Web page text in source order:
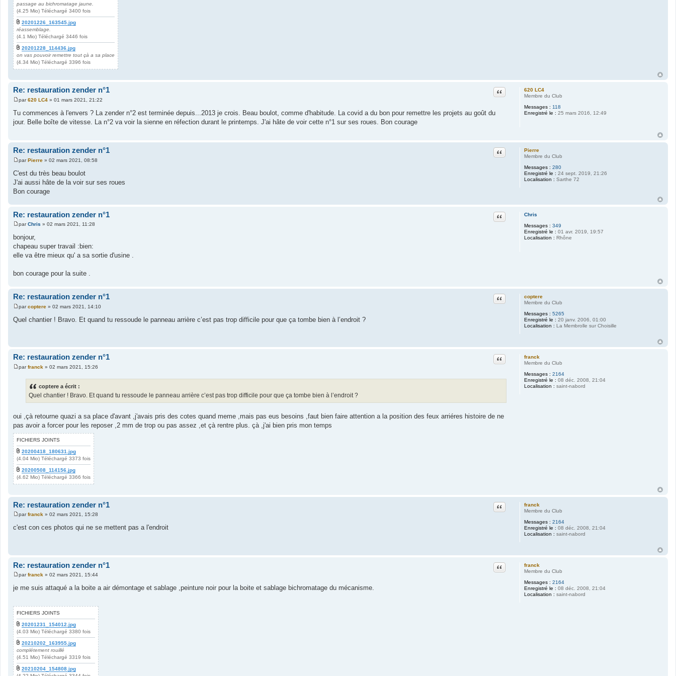
passage au bichromatage jaune.
(4.25 Mio) Téléchargé 3400 fois
20201226_163545.jpg
réassemblage.
(4.1 Mio) Téléchargé 3446 fois
20201228_114436.jpg
on vas pouvoir remettre tout çà a sa place
(4.34 Mio) Téléchargé 3396 fois
620 LC4
Membre du Club
Messages : 118
Enregistré le : 25 mars 2016, 12:49
Re: restauration zender n°1 Citation
M
s
s
par620 LC4 » 01 mars 2021, 21:22
Tu commences à l'envers ? La zender n°2 est terminée depuis...2013 je crois. Beau boulot, comme d'habitude. La covid a du bon pour remettre les projets au goût du
jour. Belle boîte de vitesse. La n°2 va voir la sienne en réfection durant le printemps. J'ai hâte de voir cette n°1 sur ses roues. Bon courage
Pierre
Membre du Club
Messages : 280
Enregistré le : 24 sept. 2019, 21:26
Localisation : Sarthe 72
Re: restauration zender n°1 Citation
M
s
s
g
parPierre » 02 mars 2021, 08:58
C'est du très beau boulot
J'ai aussi hâte de la voir sur ses roues
Bon courage
Chris
Messages : 349
Enregistré le : 01 avr. 2019, 19:57
Localisation : Rhône
Re: restauration zender n°1 Citation
M
s
s
a
g
parChris » 02 mars 2021, 11:28
bonjour,
chapeau super travail :bien:
elle va être mieux qu' a sa sortie d'usine .
bon courage pour la suite .
coptere
Membre du Club
Messages : 5265
Enregistré le : 20 janv. 2006, 01:00
Localisation : La Membrolle sur Choisille
Re: restauration zender n°1 Citation
M
s
e
parcoptere » 02 mars 2021, 14:10
Quel chantier ! Bravo. Et quand tu ressoude le panneau arrière c’est pas trop difficile pour que ça tombe bien à l’endroit ?
franck
Membre du Club
Messages : 2164
Enregistré le : 08 déc. 2008, 21:04
Localisation : saint-nabord
Re: restauration zender n°1 Citation
M
parfranck » 02 mars 2021, 15:26
coptere a écrit :
Quel chantier ! Bravo. Et quand tu ressoude le panneau arrière c’est pas trop difficile pour que ça tombe bien à l’endroit ?
oui ,çà retourne quazi a sa place d'avant ,j'avais pris des cotes quand meme ,mais pas eus besoins ,faut bien faire attention a la position des feux arriéres histoire de ne
pas avoir a forcer pour les reposer ,2 mm de trop ou pas assez ,et çà rentre plus. çà ,j'ai bien pris mon temps
FICHIERS JOINTS
20200418_180631.jpg
(4.04 Mio) Téléchargé 3373 fois
20200508_114156.jpg
(4.62 Mio) Téléchargé 3366 fois
franck
Membre du Club
Messages : 2164
Enregistré le : 08 déc. 2008, 21:04
Localisation : saint-nabord
Re: restauration zender n°1 Citation
M
e
s
e
parfranck » 02 mars 2021, 15:28
c'est con ces photos qui ne se mettent pas a l'endroit
franck
Membre du Club
Messages : 2164
Enregistré le : 08 déc. 2008, 21:04
Localisation : saint-nabord
Re: restauration zender n°1 Citation
M
e
s
e
parfranck » 02 mars 2021, 15:44
je me suis attaqué a la boite a air démontage et sablage ,peinture noir pour la boite et sablage bichromatage du mécanisme.
FICHIERS JOINTS
20201231_154012.jpg
(4.03 Mio) Téléchargé 3380 fois
20210202_163955.jpg
complétement rouillé
(4.51 Mio) Téléchargé 3319 fois
20210204_154808.jpg